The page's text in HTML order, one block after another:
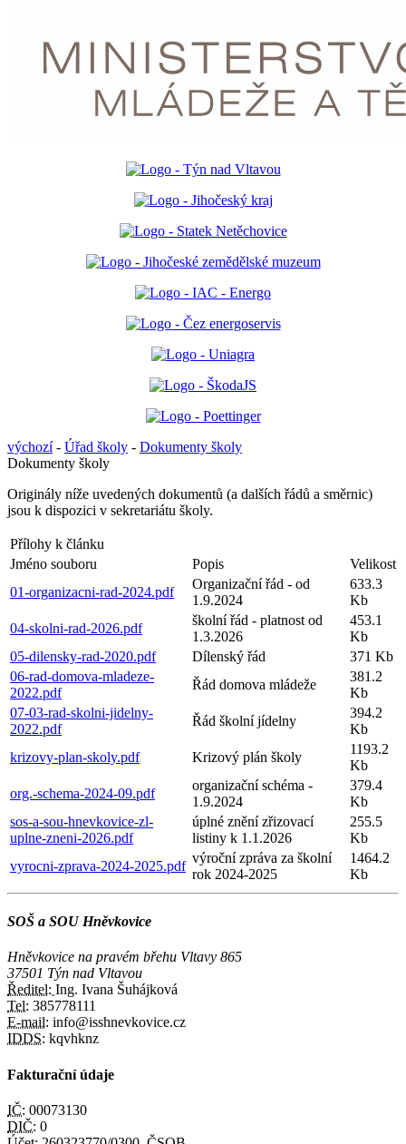
výchozí- Úřad školy - Dokumenty školy
Dokumenty školy
Originály níže uvedených dokumentů (a dalších řádů a směrnic)
jsou k dispozici v sekretariátu školy.
Přílohy k článku
Jméno souboru
Popis
Velikost
01-organizacni-rad-2024.pdf
Organizační řád - od
1.9.2024
633.3
Kb
04-skolni-rad-2026.pdf
školní řád - platnost od
1.3.2026
453.1
Kb
05-dilensky-rad-2020.pdf
Dílenský řád
371 Kb
06-rad-domova-mladeze-
2022.pdf
Řád domova mládeže
381.2
Kb
07-03-rad-skolni-jidelny-
2022.pdf
Řád školní jídelny
394.2
Kb
krizovy-plan-skoly.pdf
Krizový plán školy
1193.2
Kb
org.-schema-2024-09.pdf
organizační schéma -
1.9.2024
379.4
Kb
sos-a-sou-hnevkovice-zl-
uplne-zneni-2026.pdf
úplné znění zřizovací
listiny k 1.1.2026
255.5
Kb
vyrocni-zprava-2024-2025.pdf
výroční zpráva za školní
rok 2024-2025
1464.2
Kb
SOŠ a SOU Hněvkovice
Hněvkovice na pravém břehu Vltavy 865
37501 Týn nad Vltavou
Ředitel: Ing. Ivana Šuhájková
Tel: 385778111
E-mail: info@isshnevkovice.cz
IDDS: kqvhknz
Fakturační údaje
IČ: 00073130
DIČ: 0